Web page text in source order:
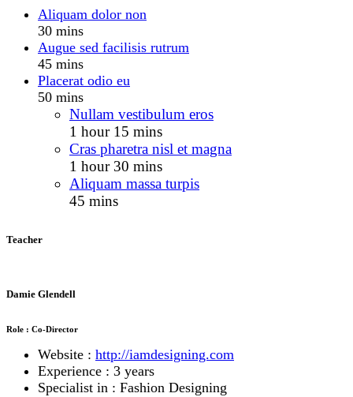
Aliquam dolor non
30 mins
Augue sed facilisis rutrum
45 mins
Placerat odio eu
50 mins
Nullam vestibulum eros
1 hour 15 mins
Cras pharetra nisl et magna
1 hour 30 mins
Aliquam massa turpis
45 mins
Teacher
Damie Glendell
Role : Co-Director
Website : http://iamdesigning.com
Experience : 3 years
Specialist in : Fashion Designing